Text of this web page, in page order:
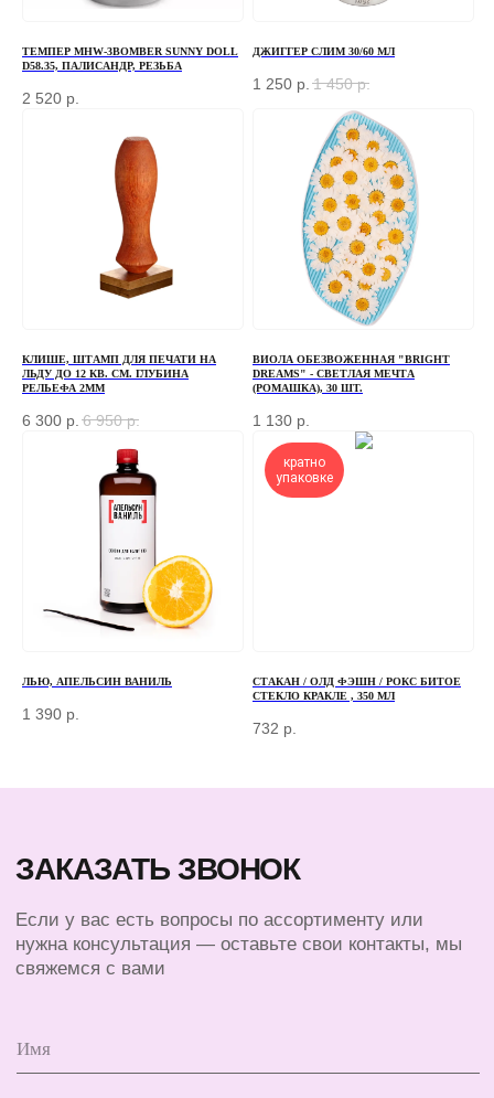
ТЕМПЕР MHW-3BOMBER SUNNY DOLL
D58.35, ПАЛИСАНДР, РЕЗЬБА
2 520 р.
ДЖИГГЕР СЛИМ 30/60 МЛ
1 250 р. 1 450 р.
КЛИШЕ, ШТАМП ДЛЯ ПЕЧАТИ НА
ЛЬДУ ДО 12 КВ. СМ. ГЛУБИНА
РЕЛЬЕФА 2ММ
6 300 р. 6 950 р.
ВИОЛА ОБЕЗВОЖЕННАЯ "BRIGHT
DREAMS" - СВЕТЛАЯ МЕЧТА
(РОМАШКА), 30 ШТ.
1 130 р.
ЛЬЮ, АПЕЛЬСИН ВАНИЛЬ
1 390 р.
кратно
упаковке
СТАКАН / ОЛД ФЭШН / РОКС БИТОЕ
СТЕКЛО КРАКЛЕ , 350 МЛ
732 р.
нужна консультация — оставьте свои контакты, мы
свяжемся с вами
Отправляя форму, вы соглашаетесь
с Политикой
конфиденциальности и обработки персональных данных
ЗАКАЗАТЬ ЗВОНОК
+7 (966) 077-55-50
Г. МОСКВА, ДЕРБЕНЕВСКАЯ
НАБЕРЕЖНАЯ, Д. 7, СТР. 2
MAX
ПЕРЕД ПОСЕЩЕНИЕМ ОФИСА, ПОЖАЛУЙСТА,
ИНН 760805850128
СЕРТИФИКАТЫ